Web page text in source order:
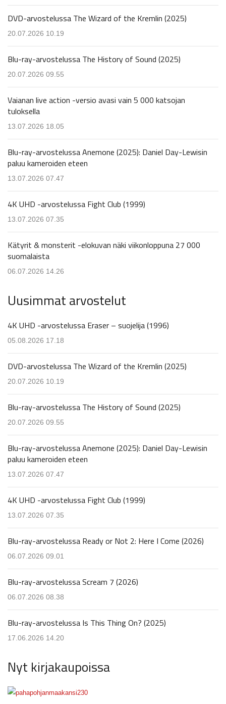
DVD-arvostelussa The Wizard of the Kremlin (2025)
20.07.2026 10.19
Blu-ray-arvostelussa The History of Sound (2025)
20.07.2026 09.55
Vaianan live action -versio avasi vain 5 000 katsojan
tuloksella
13.07.2026 18.05
Blu-ray-arvostelussa Anemone (2025): Daniel Day-Lewisin
paluu kameroiden eteen
13.07.2026 07.47
4K UHD -arvostelussa Fight Club (1999)
13.07.2026 07.35
Kätyrit & monsterit -elokuvan näki viikonloppuna 27 000
suomalaista
06.07.2026 14.26
Uusimmat arvostelut
4K UHD -arvostelussa Eraser – suojelija (1996)
05.08.2026 17.18
DVD-arvostelussa The Wizard of the Kremlin (2025)
20.07.2026 10.19
Blu-ray-arvostelussa The History of Sound (2025)
20.07.2026 09.55
Blu-ray-arvostelussa Anemone (2025): Daniel Day-Lewisin
paluu kameroiden eteen
13.07.2026 07.47
4K UHD -arvostelussa Fight Club (1999)
13.07.2026 07.35
Blu-ray-arvostelussa Ready or Not 2: Here I Come (2026)
06.07.2026 09.01
Blu-ray-arvostelussa Scream 7 (2026)
06.07.2026 08.38
Blu-ray-arvostelussa Is This Thing On? (2025)
17.06.2026 14.20
Nyt kirjakaupoissa